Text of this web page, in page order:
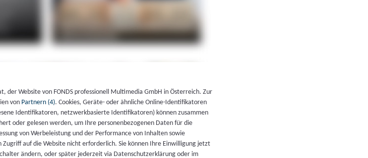
der Website von FONDS professionell Multimedia GmbH in Österreich. Zur
von Partnern (4). Cookies, Geräte- oder ähnliche Online-Identifikatoren
Identifikatoren, netzwerkbasierte Identifikatoren) können zusammen
oder gelesen werden, um Ihre personenbezogenen Daten für die
von Werbeleistung und der Performance von Inhalten sowie
auf die Website nicht erforderlich. Sie können Ihre Einwilligung jetzt
ändern, oder später jederzeit via Datenschutzerklärung oder im